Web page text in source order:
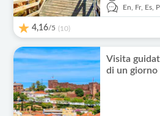
En,
Fr, Es,
4,16/5 (10)
Visita
di un